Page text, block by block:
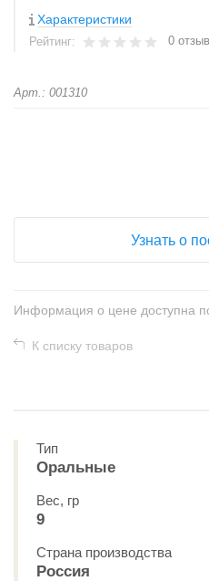
Характеристики
Рейтинг: 0
Арт.: 001310
Узнать о
Информация о цене доступна
К списку товаров
Тип
Оральные
Вес, гр
9
Страна производства
Россия